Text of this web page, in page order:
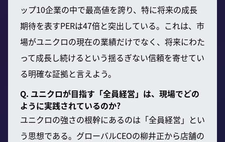
ップ10企業の中で最高値を誇り、特に将来の成長
期待を表すPERは47倍と突出している。これは、市
場がユニクロの現在の業績だけでなく、将来にわた
って成長し続けるという揺るぎない信頼を寄せてい
る明確な証拠と言えよう。
Q. ユニクロが目指す「全員経営」は、現場でどの
ように実践されているのか?
ユニクロの強さの根幹にあるのは「全員経営」とい
う思想である。グローバルCEOの柳井正から店舗の